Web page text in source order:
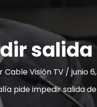
salida
Cable Visión TV / junio
pide impedir salida